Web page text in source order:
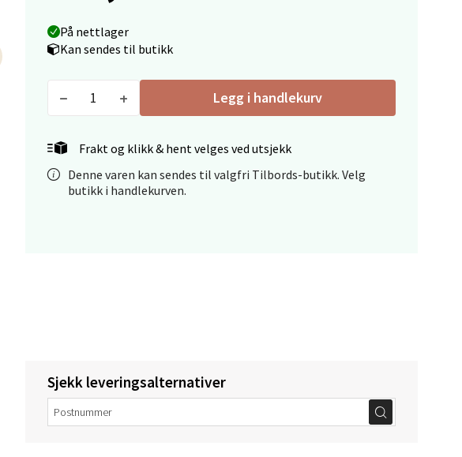
På nettlager
Kan sendes til butikk
Legg i handlekurv
Frakt og klikk & hent velges ved utsjekk
Denne varen kan sendes til valgfri Tilbords-butikk. Velg
butikk i handlekurven.
Sjekk leveringsalternativer
Velg